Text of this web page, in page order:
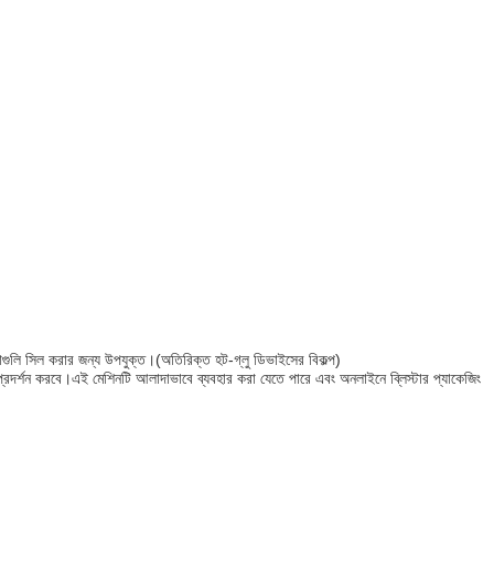
সিল করার জন্য উপযুক্ত।(অতিরিক্ত হট-গ্লু ডিভাইসের বিকল্প)
করবে।এই মেশিনটি আলাদাভাবে ব্যবহার করা যেতে পারে এবং অনলাইনে ব্লিস্টার প্যাকেজিং